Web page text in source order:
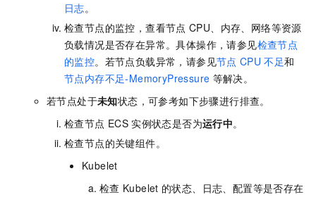
日志。
检查节点的监控，查看节点 CPU、内存、网络等资源
负载情况是否存在异常。具体操作，请参见检查节点
的监控。若节点负载异常，请参见节点 CPU 不足和
节点内存不足-MemoryPressure 等解决。
若节点处于未知状态，可参考如下步骤进行排查。
检查节点 ECS 实例状态是否为运行中。
检查节点的关键组件。
Kubelet
检查 Kubelet 的状态、日志、配置等是否存在